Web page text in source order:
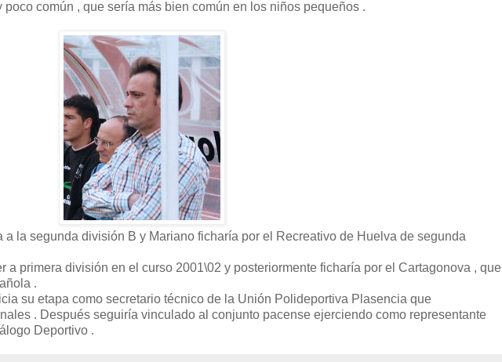
común , que sería más bien común en los niños pequeños .
la segunda división B y Mariano ficharía por el Recreativo de Huelva de segunda
a primera división en el curso 2001\02 y posteriormente ficharía por el Cartagonova , que
.
su etapa como secretario técnico de la Unión Polideportiva Plasencia que
. Después seguiría vinculado al conjunto pacense ejerciendo como representante
Deportivo .